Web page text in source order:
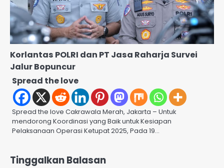
Korlantas POLRI dan PT Jasa Raharja Survei
Jalur Bopuncur
Spread the love
Spread the love Cakrawala Merah, Jakarta – Untuk
mendorong Koordinasi yang Baik untuk Kesiapan
Pelaksanaan Operasi Ketupat 2025, Pada 19…
Tinggalkan Balasan